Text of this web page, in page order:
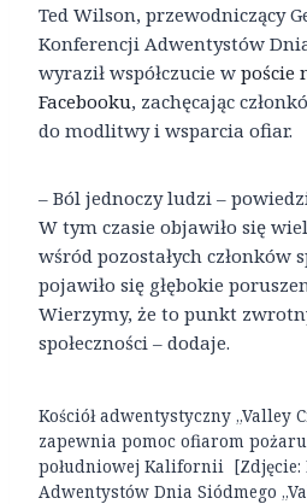
Ted Wilson, przewodniczący
Konferencji Adwentystów
wyraził współczucie w poście
Facebooku, zachęcając
do modlitwy i wsparcia ofiar.
– Ból jednoczy ludzi –
W tym czasie objawiło się
wśród pozostałych członków
pojawiło się głębokie
Wierzymy, że to punkt
społeczności – dodaje.
Kościół adwentystyczny „Valley
zapewnia pomoc ofiarom
południowej Kalifornii [Zdjęcie:
Adwentystów Dnia Siódmego